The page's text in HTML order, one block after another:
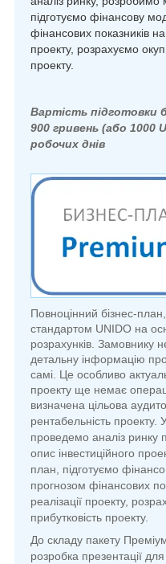
підготуємо фінансову
фінансових показників на
проекту, розрахуємо
проекту.
Вартість підготовки
900 гривень (або 1000
робочих днів
Повноцінний бізнес-
стандартом UNIDO на
розрахунків. Замовнику
детальну інформацію
самі. Це особливо
проекту ще немає
визначена цільова
рентабельність проекту.
проведемо аналіз ринку
опис інвестиційного
план, підготуємо
прогнозом фінансових
реалізації проекту,
прибутковість проекту.
До складу пакету
розробка презентації